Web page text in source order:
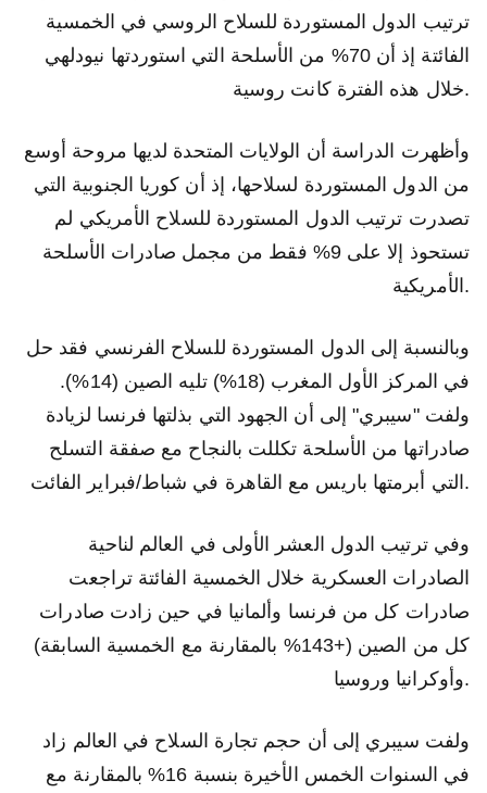
ترتيب الدول المستوردة للسلاح الروسي في الخمسية
الفائتة إذ أن 70% من الأسلحة التي استوردتها نيودلهي
خلال هذه الفترة كانت روسية.
وأظهرت الدراسة أن الولايات المتحدة لديها مروحة أوسع
من الدول المستوردة لسلاحها، إذ أن كوريا الجنوبية التي
تصدرت ترتيب الدول المستوردة للسلاح الأمريكي لم
تستحوذ إلا على 9% فقط من مجمل صادرات الأسلحة
الأمريكية.
وبالنسبة إلى الدول المستوردة للسلاح الفرنسي فقد حل
في المركز الأول المغرب (18%) تليه الصين (14%).
ولفت "سيبري" إلى أن الجهود التي بذلتها فرنسا لزيادة
صادراتها من الأسلحة تكللت بالنجاح مع صفقة التسلح
التي أبرمتها باريس مع القاهرة في شباط/فبراير الفائت.
وفي ترتيب الدول العشر الأولى في العالم لناحية
الصادرات العسكرية خلال الخمسية الفائتة تراجعت
صادرات كل من فرنسا وألمانيا في حين زادت صادرات
كل من الصين (+143% بالمقارنة مع الخمسية السابقة)
وأوكرانيا وروسيا.
ولفت سيبري إلى أن حجم تجارة السلاح في العالم زاد
في السنوات الخمس الأخيرة بنسبة 16% بالمقارنة مع